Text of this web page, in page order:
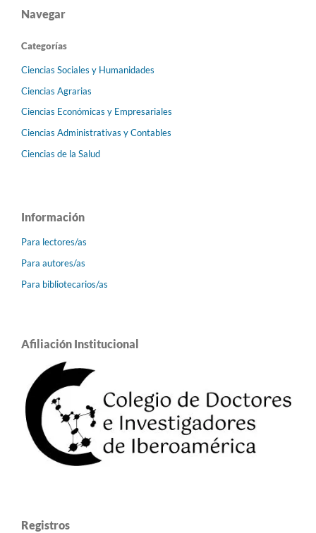
Navegar
Categorías
Ciencias Sociales y Humanidades
Ciencias Agrarias
Ciencias Económicas y Empresariales
Ciencias Administrativas y Contables
Ciencias de la Salud
Información
Para lectores/as
Para autores/as
Para bibliotecarios/as
Afiliación Institucional
Registros